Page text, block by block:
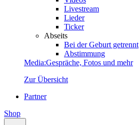
Livestream
Lieder
Ticker
Abseits
Bei der Geburt getrennt
Abstimmung
Media:Gespräche, Fotos und mehr
Zur Übersicht
Partner
Shop